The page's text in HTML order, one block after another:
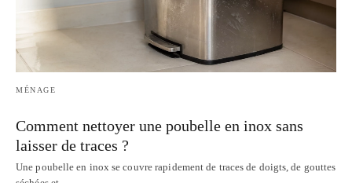
MÉNAGE
Comment nettoyer une poubelle en inox sans
laisser de traces ?
Une poubelle en inox se couvre rapidement de traces de doigts, de gouttes